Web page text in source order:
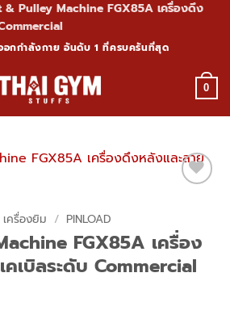
& Pulley Machine FGX85A เครื่องดึง
อกกำลังกาย อันดับ 1 ที่ครบครันที่สุด
0
เครื่องยิม / PINLOAD
FGX85A เครื่อง
เบิลระดับ Commercial